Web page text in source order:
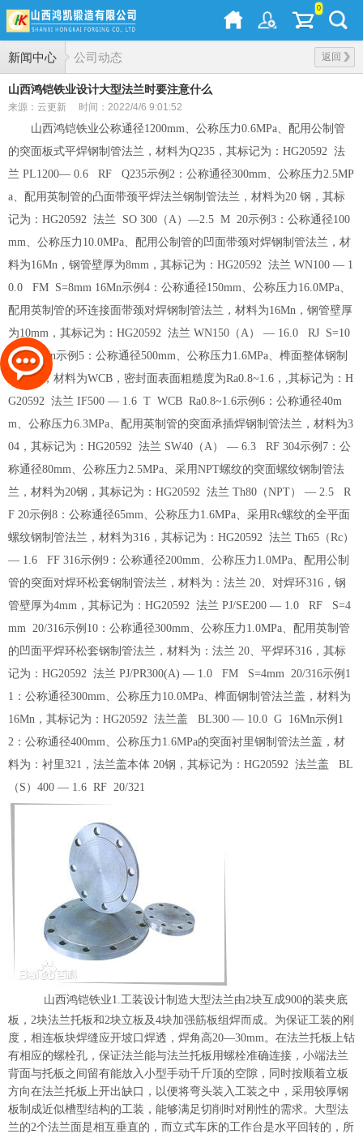
0
新闻中心 返回
公司动态
山西鸿铠铁业设计大型法兰时要注意什么
来源：云更新 时间：2022/4/6 9:01:52
山西鸿铠铁业公称通径1200mm、公称压力0.6MPa、配用公制管
的突面板式平焊钢制管法兰，材料为Q235，其标记为：HG20592 法
兰 PL1200— 0.6 RF Q235示例2：公称通径300mm、公称压力2.5MP
a、配用英制管的凸面带颈平焊法兰钢制管法兰，材料为20 钢，其标
记为：HG20592 法兰 SO 300（A）—2.5 M 20示例3：公称通径100
mm、公称压力10.0MPa、配用公制管的凹面带颈对焊钢制管法兰，材
料为16Mn，钢管壁厚为8mm，其标记为：HG20592 法兰 WN100 — 1
0.0 FM S=8mm 16Mn示例4：公称通径150mm、公称压力16.0MPa、
配用英制管的环连接面带颈对焊钢制管法兰，材料为16Mn，钢管壁厚
为10mm，其标记为：HG20592 法兰 WN150（A） — 16.0 RJ S=10
mm 16Mn示例5：公称通径500mm、公称压力1.6MPa、榫面整体钢制
管法兰，材料为WCB，密封面表面粗糙度为Ra0.8~1.6，,其标记为：H
G20592 法兰 IF500 — 1.6 T WCB Ra0.8~1.6示例6：公称通径40m
m、公称压力6.3MPa、配用英制管的突面承插焊钢制管法兰，材料为3
04，其标记为：HG20592 法兰 SW40（A） — 6.3 RF 304示例7：公
称通径80mm、公称压力2.5MPa、采用NPT螺纹的突面螺纹钢制管法
兰，材料为20钢，其标记为：HG20592 法兰 Th80（NPT） — 2.5 R
F 20示例8：公称通径65mm、公称压力1.6MPa、采用Rc螺纹的全平面
螺纹钢制管法兰，材料为316，其标记为：HG20592 法兰 Th65（Rc）
— 1.6 FF 316示例9：公称通径200mm、公称压力1.0MPa、配用公制
管的突面对焊环松套钢制管法兰，材料为：法兰 20、对焊环316，钢
管壁厚为4mm，其标记为：HG20592 法兰 PJ/SE200 — 1.0 RF S=4
mm 20/316示例10：公称通径300mm、公称压力1.0MPa、配用英制管
的凹面平焊环松套钢制管法兰，材料为：法兰 20、平焊环316，其标
记为：HG20592 法兰 PJ/PR300(A) — 1.0 FM S=4mm 20/316示例1
1：公称通径300mm、公称压力10.0MPa、榫面钢制管法兰盖，材料为
16Mn，其标记为：HG20592 法兰盖 BL300 — 10.0 G 16Mn示例1
2：公称通径400mm、公称压力1.6MPa的突面衬里钢制管法兰盖，材
料为：衬里321，法兰盖本体 20钢，其标记为：HG20592 法兰盖 BL
（S）400 — 1.6 RF 20/321
山西鸿铠铁业1.工装设计制造大型法兰由2块互成900的装夹底
板，2块法兰托板和2块立板及4块加强筋板组焊而成。为保证工装的刚
度，相连板块焊缝应开坡口焊透，焊角高20—30mm。在法兰托板上钻
有相应的螺栓孔，保证法兰能与法兰托板用螺栓准确连接，小端法兰
背面与托板之间留有能放入小型手动千斤顶的空隙，同时按顺着立板
方向在法兰托板上开出缺口，以便将弯头装入工装之中，采用较厚钢
板制成近似槽型结构的工装，能够满足切削时对刚性的需求。大型法
兰的2个法兰面是相互垂直的，而立式车床的工作台是水平回转的，所